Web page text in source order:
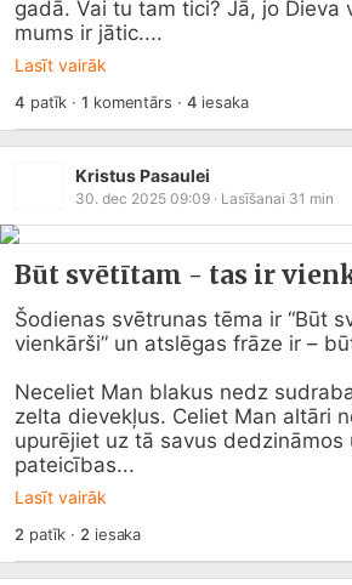
gadā. Vai tu tam tici? Jā, jo Dieva
mums ir jātic....
Lasīt vairāk
4 patīk ·1 komentārs · 4 iesaka
Kristus Pasaulei
30. dec 2025 09:09 · Lasīšanai 31 min
Būt svētītam - tas ir
Šodienas svētrunas tēma ir “Būt
vienkārši” un atslēgas frāze ir –
Neceliet Man blakus nedz
zelta dievekļus. Celiet Man altāri
upurējiet uz tā savus dedzināmos
pateicības...
Lasīt vairāk
2 patīk · 2 iesaka